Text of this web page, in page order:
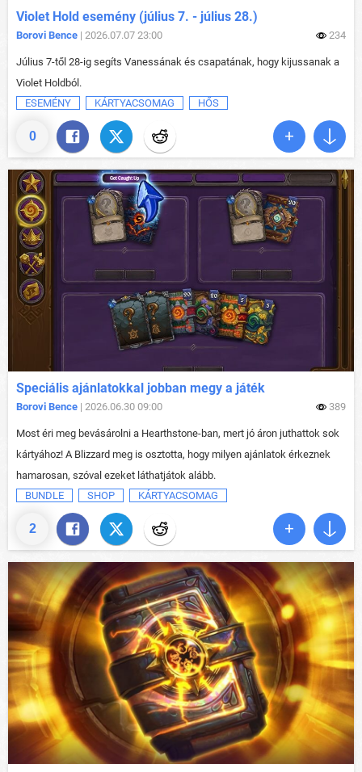
0
Violet Hold esemény (július 7. - július 28.)
Borovi Bence | 2026.07.07 23:00 234
Július 7-től 28-ig segíts Vanessának és csapatának, hogy kijussanak a
Violet Holdból.
ESEMÉNY
KÁRTYACSOMAG HŐS
2
Speciális ajánlatokkal jobban megy a játék
Borovi Bence | 2026.06.30 09:00 389
Most éri meg bevásárolni a Hearthstone-ban, mert jó áron juthattok sok
kártyához! A Blizzard meg is osztotta, hogy milyen ajánlatok érkeznek
hamarosan, szóval ezeket láthatjátok alább.
BUNDLE
SHOP KÁRTYACSOMAG